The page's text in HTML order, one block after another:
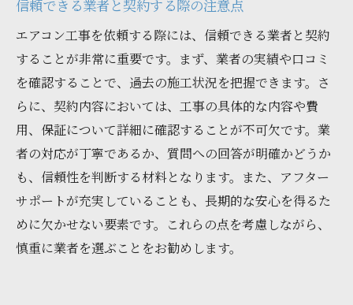
信頼できる業者と契約する際の注意点
エアコン工事を依頼する際には、信頼できる業者と契約
することが非常に重要です。まず、業者の実績や口コミ
を確認することで、過去の施工状況を把握できます。さ
らに、契約内容においては、工事の具体的な内容や費
用、保証について詳細に確認することが不可欠です。業
者の対応が丁寧であるか、質問への回答が明確かどうか
も、信頼性を判断する材料となります。また、アフター
サポートが充実していることも、長期的な安心を得るた
めに欠かせない要素です。これらの点を考慮しながら、
慎重に業者を選ぶことをお勧めします。